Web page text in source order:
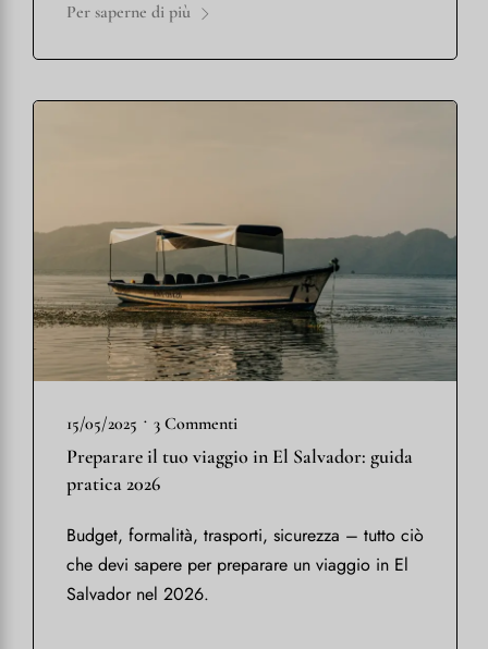
Per saperne di più
15/05/2025 • 3 Commenti
Preparare il tuo viaggio in El Salvador: guida
pratica 2026
Budget, formalità, trasporti, sicurezza – tutto ciò
che devi sapere per preparare un viaggio in El
Salvador nel 2026.